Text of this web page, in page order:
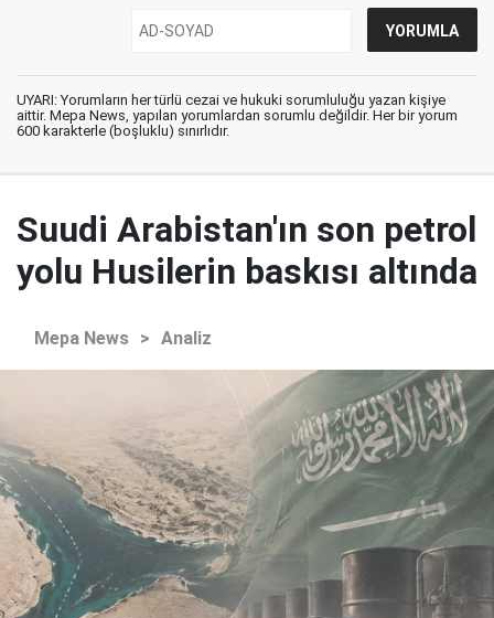
UYARI: Yorumların her türlü cezai ve hukuki sorumluluğu yazan kişiye
aittir. Mepa News, yapılan yorumlardan sorumlu değildir. Her bir yorum
600 karakterle (boşluklu) sınırlıdır.
Suudi Arabistan'ın son petrol
yolu Husilerin baskısı altında
Mepa News > Analiz